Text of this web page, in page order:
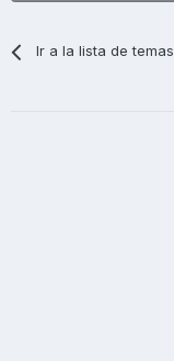
Ir a la lista de temas